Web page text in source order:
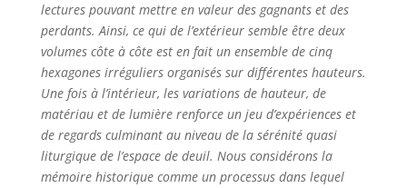
lectures pouvant mettre en valeur des gagnants et des
perdants. Ainsi, ce qui de l’extérieur semble être deux
volumes côte à côte est en fait un ensemble de cinq
hexagones irréguliers organisés sur différentes hauteurs.
Une fois à l’intérieur, les variations de hauteur, de
matériau et de lumière renforce un jeu d’expériences et
de regards culminant au niveau de la sérénité quasi
liturgique de l’espace de deuil. Nous considérons la
mémoire historique comme un processus dans lequel